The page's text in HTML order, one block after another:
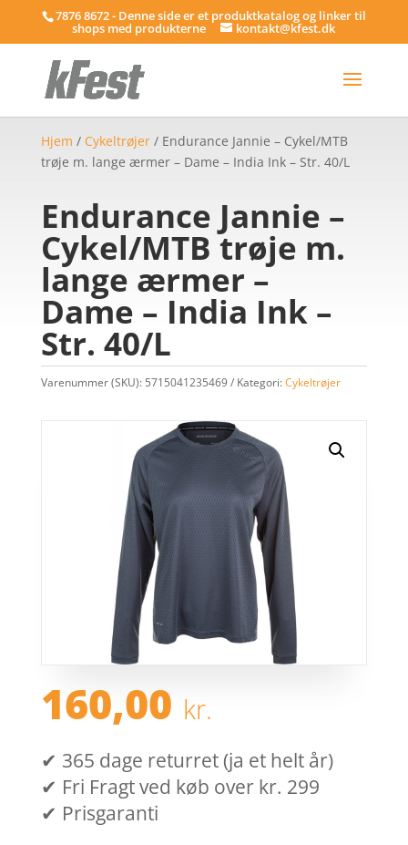
7876 8672 - Denne side er et produktkatalog og linker til
shops med produkterne kontakt@kfest.dk
Hjem / Cykeltrøjer/ Endurance Jannie – Cykel/MTB
trøje m. lange ærmer – Dame – India Ink – Str. 40/L
Endurance Jannie –
Cykel/MTB trøje m.
lange ærmer –
Dame – India Ink –
Str. 40/L
Varenummer (SKU): 5715041235469 Kategori:Cykeltrøjer
160,00 kr.
✔ 365 dage returret (ja et helt år)
✔ Fri Fragt ved køb over kr. 299
✔ Prisgaranti